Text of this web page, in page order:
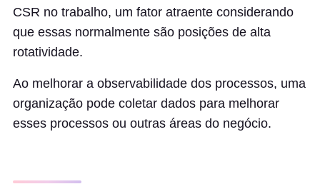
CSR no trabalho, um fator atraente considerando
que essas normalmente são posições de alta
rotatividade.
Ao melhorar a observabilidade dos processos, uma
organização pode coletar dados para melhorar
esses processos ou outras áreas do negócio.